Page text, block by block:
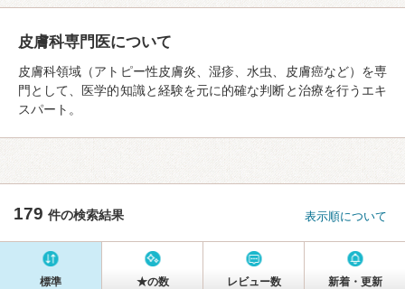
皮膚科専門医について
皮膚科領域（アトピー性皮膚炎、湿疹、水虫、皮膚癌など）を専
門として、医学的知識と経験を元に的確な判断と治療を行うエキ
スパート。
179 件の検索結果 表示順について
標準 ★の数 レビュー数 新着・更新